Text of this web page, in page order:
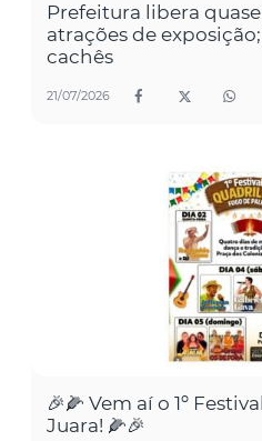
Prefeitura libera
atrações de
cachês
21/07/2026
🎉🌽 Vem aí o 1º
Juara! 🌽🎉